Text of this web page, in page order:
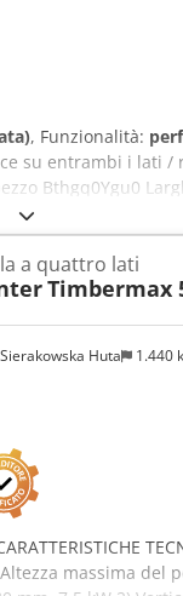
, Funzionalità:
su entrambi i
Bthgq0Ygu0
minima del
dall'alto,
0,37 kW
Huta 1.440
a quattro lati
Timbermax
massima del